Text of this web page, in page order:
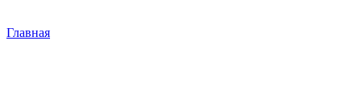
Главная